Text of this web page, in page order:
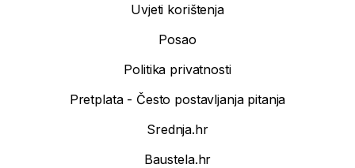
Uvjeti korištenja
Posao
Politika privatnosti
Pretplata - Često postavljanja pitanja
Srednja.hr
Baustela.hr